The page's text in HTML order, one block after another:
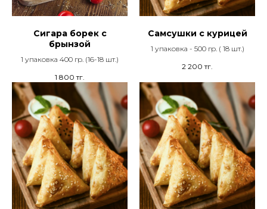
Сигара борек с
брынзой
1 упаковка 400 гр. (16-18 шт.)
1 800 тг.
Самсушки с курицей
1 упаковка - 500 гр. ( 18 шт.)
2 200 тг.